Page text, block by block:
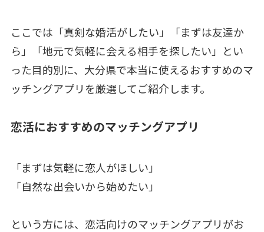
ここでは「真剣な婚活がしたい」「まずは友達か
ら」「地元で気軽に会える相手を探したい」とい
った目的別に、大分県で本当に使えるおすすめのマ
ッチングアプリを厳選してご紹介します。
恋活におすすめのマッチングアプリ
「まずは気軽に恋人がほしい」
「自然な出会いから始めたい」
という方には、恋活向けのマッチングアプリがお